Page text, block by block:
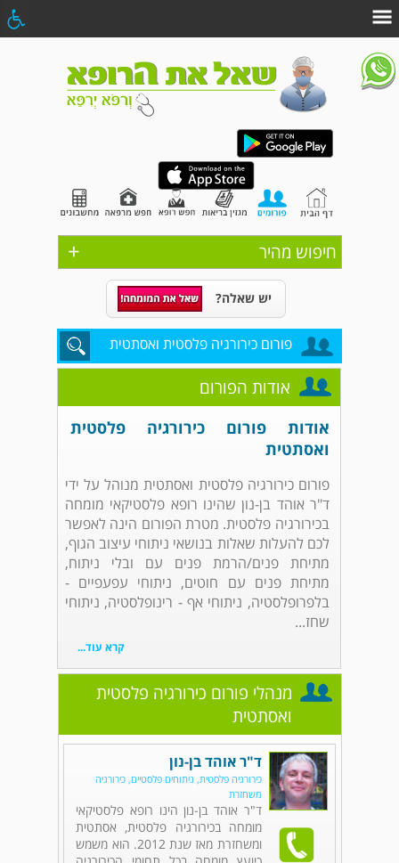
+ חיפוש מהיר
יש שאלה?
פורום כירורגיה פלסטית ואסתטית
אודות הפורום
אודות פורום כירורגיה פלסטית
ואסתטית
פורום כירורגיה פלסטית ואסתטית מנוהל על ידי
ד"ר אוהד בן-נון שהינו רופא פלסטיקאי מומחה
בכירורגיה פלסטית. מטרת הפורום הינה לאפשר
לכם להעלות שאלות בנושאי ניתוחי עיצוב הגוף,
מתיחת פנים/הרמת פנים עם ובלי ניתוח,
מתיחת פנים עם חוטים, ניתוחי עפעפיים -
בלפרופלסטיה, ניתוחי אף - רינופלסטיה, ניתוחי
שחז...
קרא עוד...
מנהלי פורום כירורגיה פלסטית
ואסתטית
ד"ר אוהד בן-נון
כירורגיה פלסטית, ניתוחים פלסטיים, כירורגיה
משחזרת
ד"ר אוהד בן-נון הינו רופא פלסטיקאי
מומחה בכירורגיה פלסטית, אסתטית
ומשחזרת מאז שנת 2012. הוא משמש